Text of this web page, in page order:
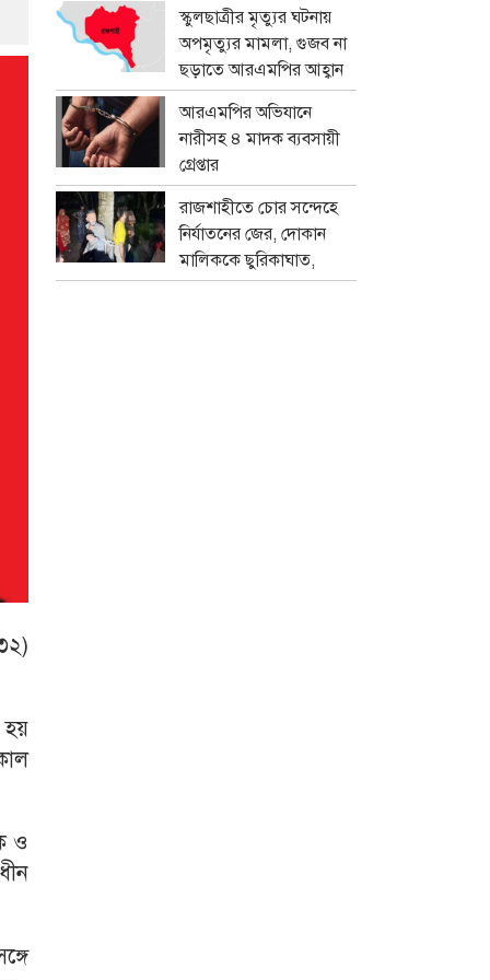
হয়
ও
স্কুলছাত্রীর মৃত্যুর ঘটনায়
অপমৃত্যুর মামলা, গুজব না
ছড়াতে আরএমপির আহ্বান
আরএমপির অভিযানে
নারীসহ ৪ মাদক ব্যবসায়ী
গ্রেপ্তার
রাজশাহীতে চোর সন্দেহে
নির্যাতনের জের, দোকান
মালিককে ছুরিকাঘাত,
মামলা